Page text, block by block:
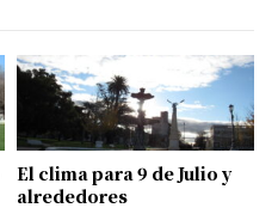
El clima para 9 de Julio y
alrededores